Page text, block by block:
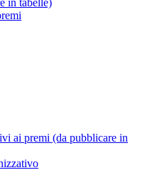
in tabelle)
ai premi (da pubblicare in